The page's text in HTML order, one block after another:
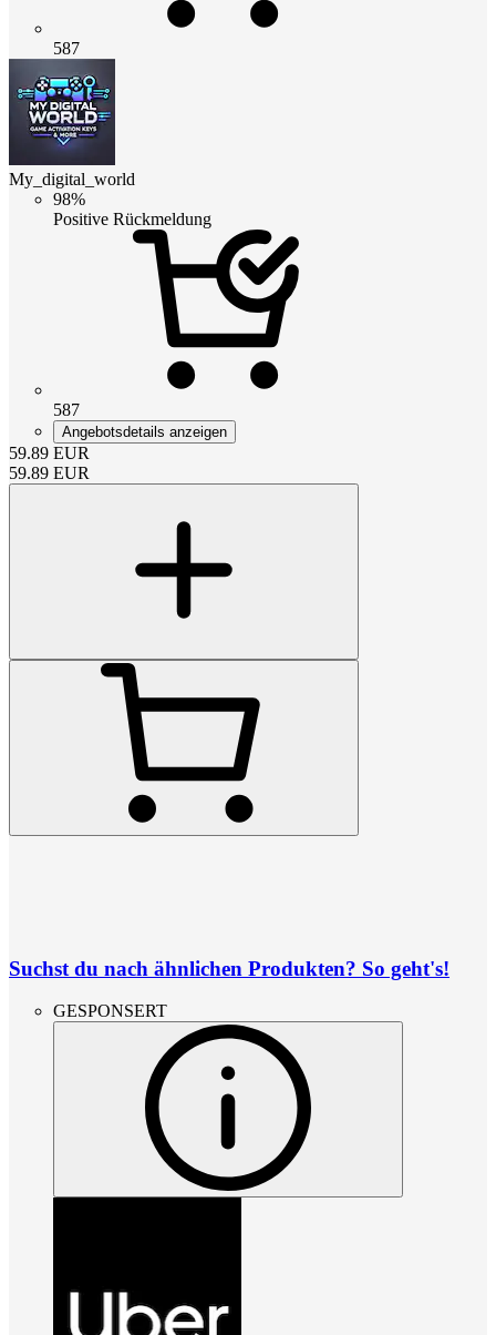
587
My_digital_world
98%
Positive Rückmeldung
587
Angebotsdetails anzeigen
59.89 EUR
59.89 EUR
Suchst du nach ähnlichen Produkten? So geht's!
GESPONSERT